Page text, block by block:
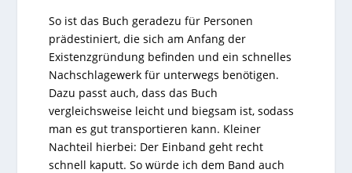
So ist das Buch geradezu für Personen
prädestiniert, die sich am Anfang der
Existenzgründung befinden und ein schnelles
Nachschlagewerk für unterwegs benötigen.
Dazu passt auch, dass das Buch
vergleichsweise leicht und biegsam ist, sodass
man es gut transportieren kann. Kleiner
Nachteil hierbei: Der Einband geht recht
schnell kaputt. So würde ich dem Band auch